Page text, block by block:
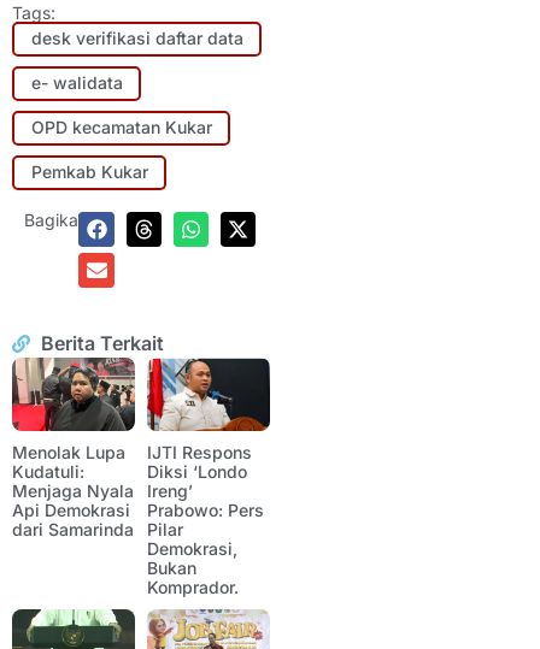
Tags:
desk verifikasi daftar data
e- walidata
OPD kecamatan Kukar
Pemkab Kukar
Bagikan:
Berita Terkait
Menolak Lupa
Kudatuli:
Menjaga Nyala
Api Demokrasi
dari Samarinda
IJTI Respons
Diksi ‘Londo
Ireng’
Prabowo: Pers
Pilar
Demokrasi,
Bukan
Komprador.